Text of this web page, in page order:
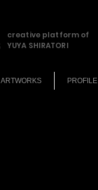
creative platform of
YUYA SHIRATORI
ARTWORKS PROFILE